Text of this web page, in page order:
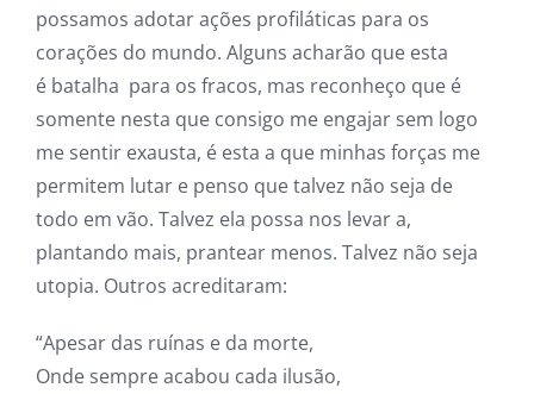
possamos adotar ações profiláticas para os
corações do mundo. Alguns acharão que esta
é batalha para os fracos, mas reconheço que é
somente nesta que consigo me engajar sem logo
me sentir exausta, é esta a que minhas forças me
permitem lutar e penso que talvez não seja de
todo em vão. Talvez ela possa nos levar a,
plantando mais, prantear menos. Talvez não seja
utopia. Outros acreditaram:
“Apesar das ruínas e da morte,
Onde sempre acabou cada ilusão,